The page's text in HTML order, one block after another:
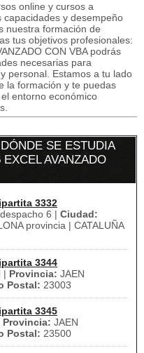
online y cursos a
y desempeño
nuestra formación de
tus objetivos profesionales:
CON VBA podrás
necesarias para
personal. Estamos a tu lado
la formación y te puedas
entorno económico
SE ESTUDIA
AVANZADO
3332
6 | Ciudad:
provincia | CATALUÑA
3344
| Provincia: JAEN
Postal: 23003
3345
Provincia: JAEN
Postal: 23500